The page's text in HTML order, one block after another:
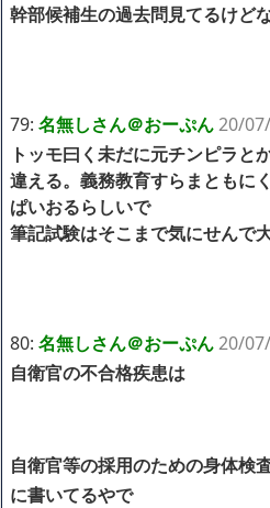
幹部候補生の過去問見てるけど
79: 名無しさん＠おーぷん20/
トッモ曰く未だに元チンピラと
違える。義務教育すらまともに
ぱいおるらしいで
筆記試験はそこまで気にせんで
80: 名無しさん＠おーぷん20/
自衛官の不合格疾患は
自衛官等の採用のための身体
に書いてるやで